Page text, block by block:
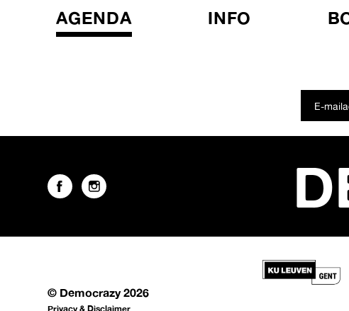
AGENDA INFO
© Democrazy 2026
Privacy & Disclaimer